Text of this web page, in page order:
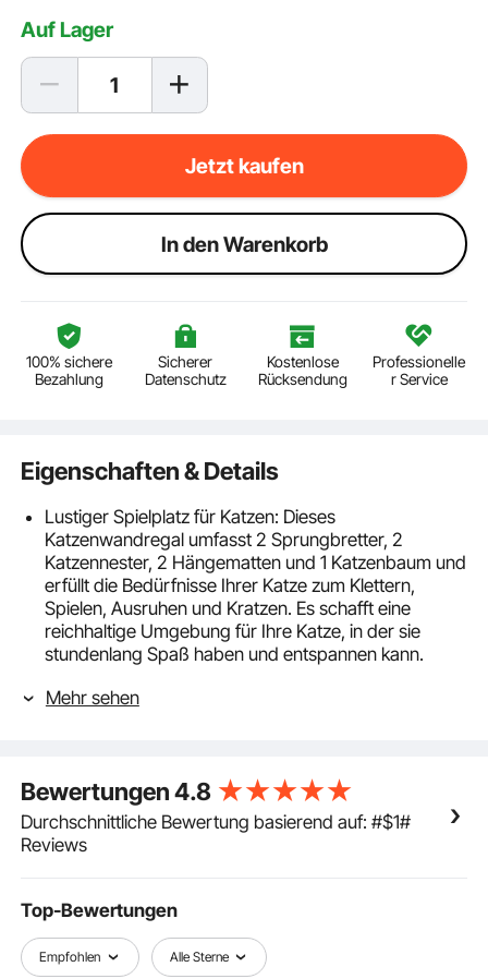
Auf Lager
Jetzt kaufen
ln den Warenkorb
100% sichere
Bezahlung
Sicherer
Datenschutz
Kostenlose
Rücksendung
Professionelle
r Service
Eigenschaften & Details
Lustiger Spielplatz für Katzen: Dieses
Katzenwandregal umfasst 2 Sprungbretter, 2
Katzennester, 2 Hängematten und 1 Katzenbaum und
erfüllt die Bedürfnisse Ihrer Katze zum Klettern,
Spielen, Ausruhen und Kratzen. Es schafft eine
reichhaltige Umgebung für Ihre Katze, in der sie
stundenlang Spaß haben und entspannen kann.
Wand montierte Katzenregal aus Kiefernholz der
klettern und spielen können. Die Plattformoberfläche
ist mit einem Plüschpolster für Rutschfestigkeit und
Weichheit bedeckt und schützt die Pfoten Ihrer Katze.
Einfache Installation: Das Paket enthält alle
Installationsanleitung. Folgen Sie einfach den
Schritten, stecken Sie die Expansionsrohre in die
Wand und befestigen Sie die Bretter mit Schrauben.
Der Installationsvorgang ist unkompliziert, sodass
Mehr sehen
Bewertungen4.8
Durchschnittliche Bewertung basierend auf: #$1#
Reviews
Top-Bewertungen
Empfohlen Alle Sterne